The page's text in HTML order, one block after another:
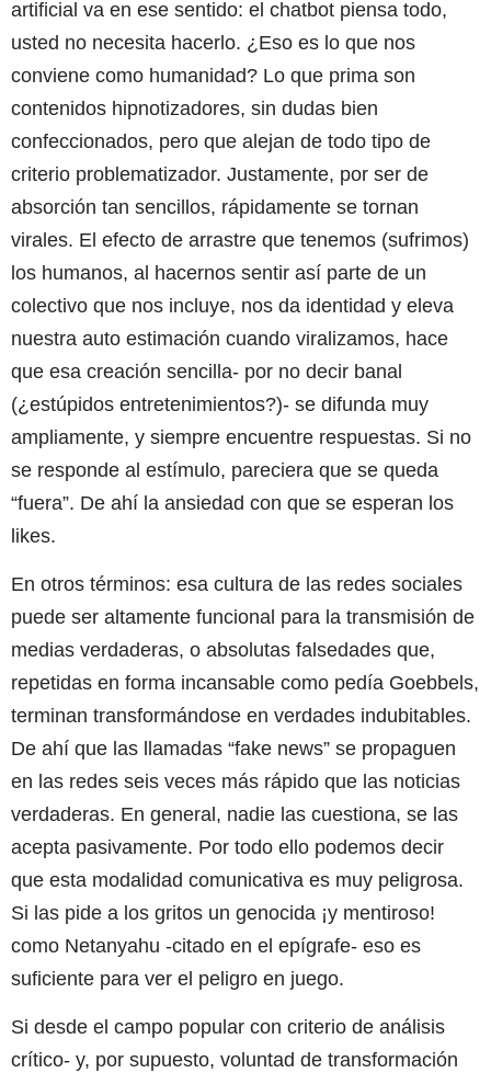
artificial va en ese sentido: el chatbot piensa todo,
usted no necesita hacerlo. ¿Eso es lo que nos
conviene como humanidad? Lo que prima son
contenidos hipnotizadores, sin dudas bien
confeccionados, pero que alejan de todo tipo de
criterio problematizador. Justamente, por ser de
absorción tan sencillos, rápidamente se tornan
virales. El efecto de arrastre que tenemos (sufrimos)
los humanos, al hacernos sentir así parte de un
colectivo que nos incluye, nos da identidad y eleva
nuestra auto estimación cuando viralizamos, hace
que esa creación sencilla- por no decir banal
(¿estúpidos entretenimientos?)- se difunda muy
ampliamente, y siempre encuentre respuestas. Si no
se responde al estímulo, pareciera que se queda
“fuera”. De ahí la ansiedad con que se esperan los
likes.
En otros términos: esa cultura de las redes sociales
puede ser altamente funcional para la transmisión de
medias verdaderas, o absolutas falsedades que,
repetidas en forma incansable como pedía Goebbels,
terminan transformándose en verdades indubitables.
De ahí que las llamadas “fake news” se propaguen
en las redes seis veces más rápido que las noticias
verdaderas. En general, nadie las cuestiona, se las
acepta pasivamente. Por todo ello podemos decir
que esta modalidad comunicativa es muy peligrosa.
Si las pide a los gritos un genocida ¡y mentiroso!
como Netanyahu -citado en el epígrafe- eso es
suficiente para ver el peligro en juego.
Si desde el campo popular con criterio de análisis
crítico- y, por supuesto, voluntad de transformación